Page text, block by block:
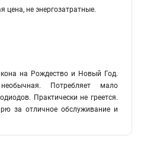
цена, не энергозатратные.
на Рождество и Новый Год.
Потребляет мало
Практически не греется.
за отличное обслуживание и